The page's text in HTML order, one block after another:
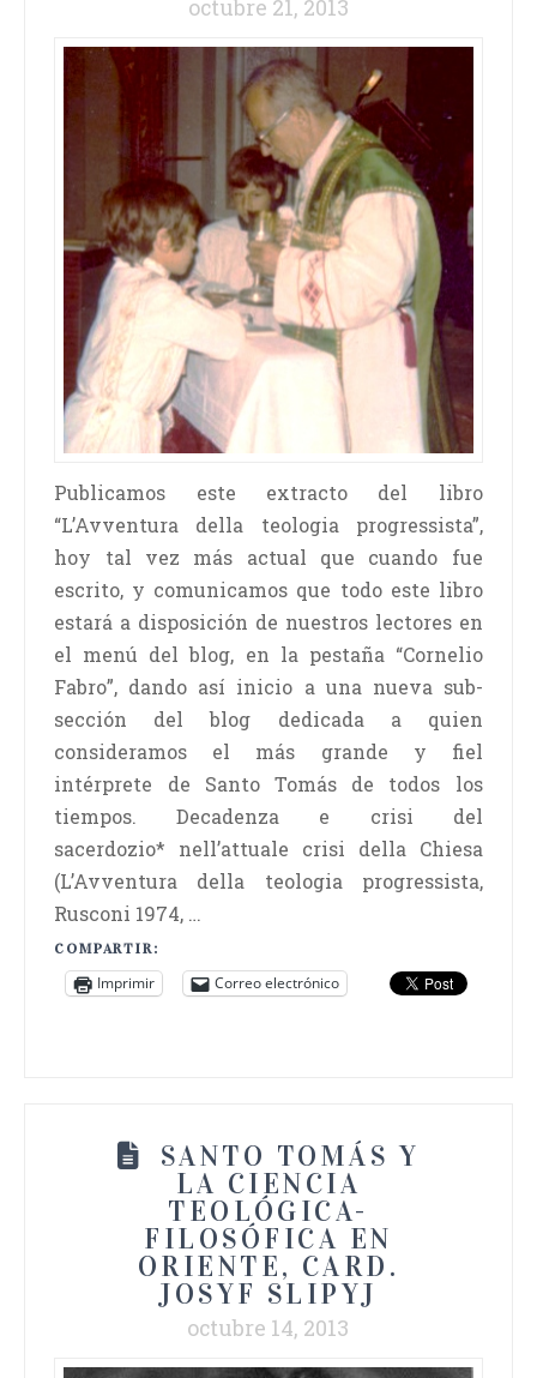
octubre 21, 2013
Publicamos este extracto del libro
“L’Avventura della teologia progressista”,
hoy tal vez más actual que cuando fue
escrito, y comunicamos que todo este libro
estará a disposición de nuestros lectores en
el menú del blog, en la pestaña “Cornelio
Fabro”, dando así inicio a una nueva sub-
sección del blog dedicada a quien
consideramos el más grande y fiel
intérprete de Santo Tomás de todos los
tiempos. Decadenza e crisi del
sacerdozio* nell’attuale crisi della Chiesa
(L’Avventura della teologia progressista,
Rusconi 1974, …
COMPARTIR:
Imprimir Correo electrónico
SANTO TOMÁS Y
LA CIENCIA
TEOLÓGICA-
FILOSÓFICA EN
ORIENTE, CARD.
JOSYF SLIPYJ
octubre 14, 2013